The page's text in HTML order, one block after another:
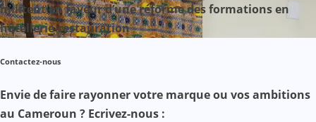
militent en faveur d’une réforme des formations en
hôtellerie-restauration
Contactez-nous
Envie de faire rayonner votre marque ou vos ambitions
au Cameroun ? Ecrivez-nous :